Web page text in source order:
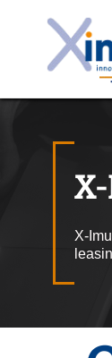
X-